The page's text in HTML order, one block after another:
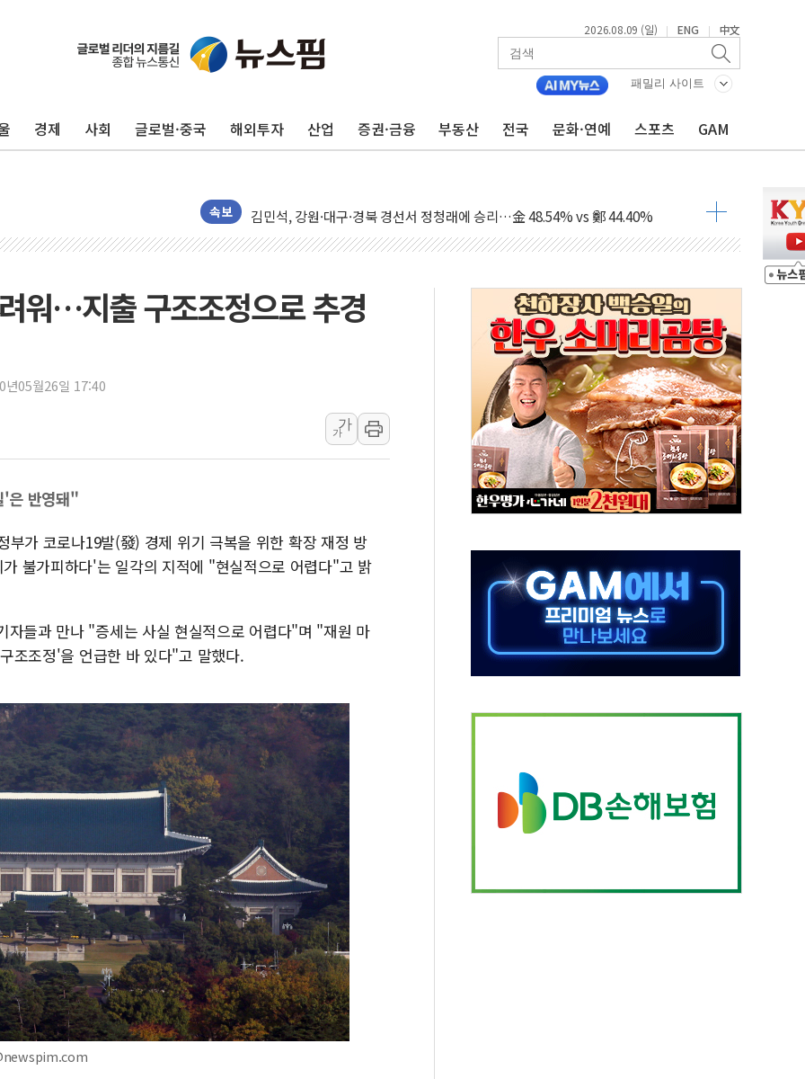
2026.08.09 (일) | ENG | 中文
패밀리 사이트
경제 사회 글로벌·중국 해외투자 산업 증권·금융 부동산 전국 문화·연예 스포츠 GAM
속보
125mm 폭우 쏟아진 울진...'두천~하당'·'올미골교' 차량 통행 선제 제한
평택 진위면 공장서 탱크 내부 작업 중 근로자 1명 숨져
포항 블루밸리 국가산단에 '철강 AI융합실증센터' 들어선다
[종합] 김민석, 정청래에 누적 1.48%p 차 선두 유지...金 46.01% vs 鄭 44.53%
민주당 경북도당위원장에 오중기 당선...합산득표율 68.63%
김민석, 강원·대구·경북 경선서 정청래에 승리…金 48.54% vs 鄭 44.40%
[속보] 민주, 강원·대구·경북 경선 결과...김민석 48.54% 정청래 44.40%
[속보] 민주, 대구 경선 결과 발표...정청래 47.82% 김민석 46.35% 송영길 5.83%
[속보] 민주, 강원 경선 결과 발표...김민석 50.30% 정청래 41.94% 송영길 7.76%
정재헌 CEO, SKT 장기고객 400명 맞이…"마음 잇는 시간 되길"
최태원, 노소영에 9440억 지급 확정되나…재상고 앞두고 막판 셈법
인천시 광복절 현수막 '태극기 거꾸로' 논란…이틀만에 철거
병무청, 보충역 전면 손질… 예술·체육요원 최대 33% 감축
홈플러스發 대형마트 판매, 역대 최대폭 감소한 9.4%↓…유통업계 양극화 심화
윤준병·이해민 의원, '정부 특사'로 콜롬비아 대통령 취임식 참석
'호우·산사태 주의보' 울진 시간당 30mm 강한 비...호우 피해 없어
워…지출 구조조정으로 추경
년05월26일 17:40
가
가
은 반영돼"
가 코로나19발(發) 경제 위기 극복을 위한 확장 재정 방
불가피하다'는 일각의 지적에 "현실적으로 어렵다"고 밝
자들과 만나 "증세는 사실 현실적으로 어렵다"며 "재원 마
조조정'을 언급한 바 있다"고 말했다.